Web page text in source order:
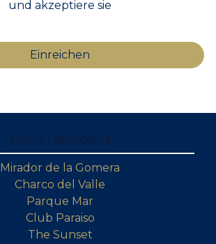
und akzeptiere sie
Mirador de la Gomera
Charco del Valle
Parque Mar
Club Paraiso
The Sunset